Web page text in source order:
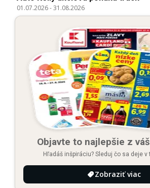
01.07.2026-31.08.2026
Objavte to najlepšie z
Hľadáš inšpiráciu? Sleduj čo sa deje v
Zobraziť viac